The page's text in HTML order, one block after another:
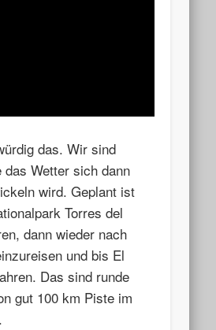
das. Wir sind
das Wetter sich dann
wird. Geplant ist
Torres del
dann wieder nach
und bis El
Das sind runde
gut 100 km Piste im